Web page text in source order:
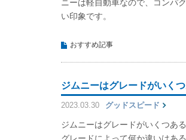
ニーは軽自動車なので、コンパ
い印象です。
おすすめ記事
ジムニーはグレードがいく
2023.03.30 グッドスピード
ジムニーはグレードがいくつあ